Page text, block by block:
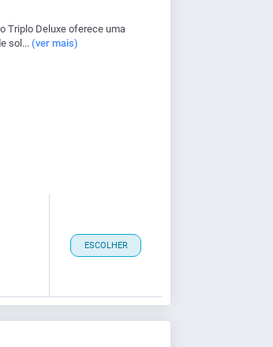
Triplo Deluxe oferece uma
sol... (ver mais)
ESCOLHER